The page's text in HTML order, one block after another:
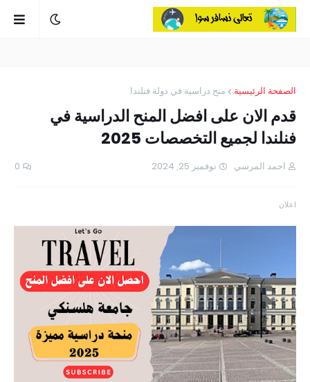
الصفحة الرئيسية منح دراسية في دولة فنلندا
قدم الان على افضل المنح الدراسية في
فنلندا لجميع التخصصات 2025
احمد المرسي نوفمبر 25, 2024 0
اعلان